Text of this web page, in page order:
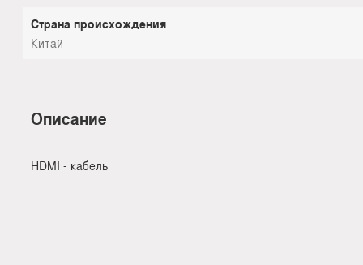
Страна происхождения
Китай
Описание
HDMI - кабель